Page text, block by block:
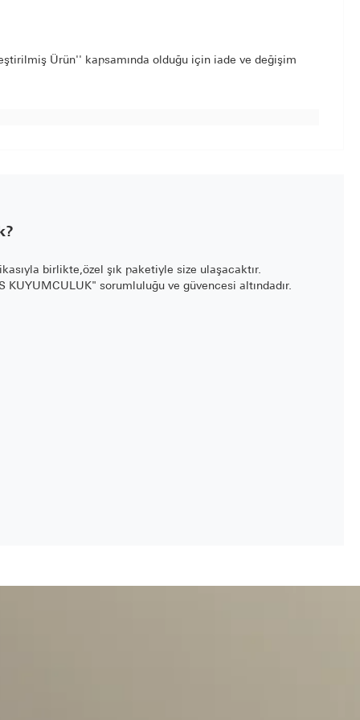
Ürün'' kapsamında olduğu için iade ve değişim
birlikte,özel şık paketiyle size ulaşacaktır.
KUYUMCULUK" sorumluluğu ve güvencesi altındadır.